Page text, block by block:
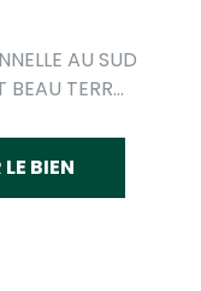
AU SUD
TERR...
BIEN